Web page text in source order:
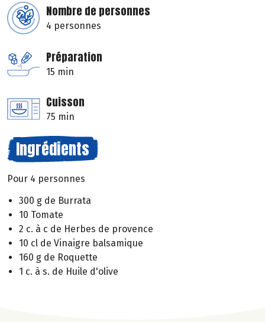
Nombre de personnes
4 personnes
Préparation
15 min
Cuisson
75 min
Ingrédients
Pour 4 personnes
300 g de Burrata
10 Tomate
2 c. à c de Herbes de provence
10 cl de Vinaigre balsamique
160 g de Roquette
1 c. à s. de Huile d'olive